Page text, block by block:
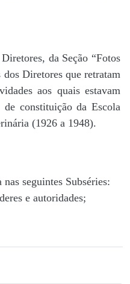
da Seção “Fotos
Diretores que retratam
aos quais estavam
constituição da Escola
(1926 a 1948).
seguintes Subséries:
e autoridades;